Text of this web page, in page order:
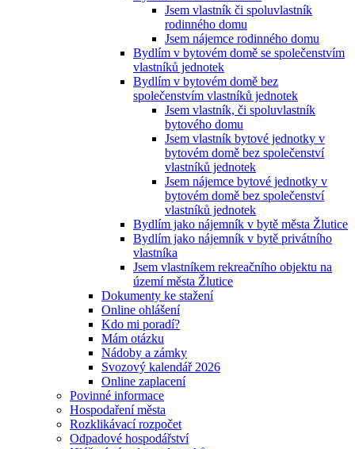
Jsem vlastník či spoluvlastník
rodinného domu
Jsem nájemce rodinného domu
Bydlím v bytovém domě se společenstvím
vlastníků jednotek
Bydlím v bytovém domě bez
společenstvím vlastníků jednotek
Jsem vlastník, či spoluvlastník
bytového domu
Jsem vlastník bytové jednotky v
bytovém domě bez společenství
vlastníků jednotek
Jsem nájemce bytové jednotky v
bytovém domě bez společenství
vlastníků jednotek
Bydlím jako nájemník v bytě města Žlutice
Bydlím jako nájemník v bytě privátního
vlastníka
Jsem vlastníkem rekreačního objektu na
území města Žlutice
Dokumenty ke stažení
Online ohlášení
Kdo mi poradí?
Mám otázku
Nádoby a zámky
Svozový kalendář 2026
Online zaplacení
Povinné informace
Hospodaření města
Rozklikávací rozpočet
Odpadové hospodářství